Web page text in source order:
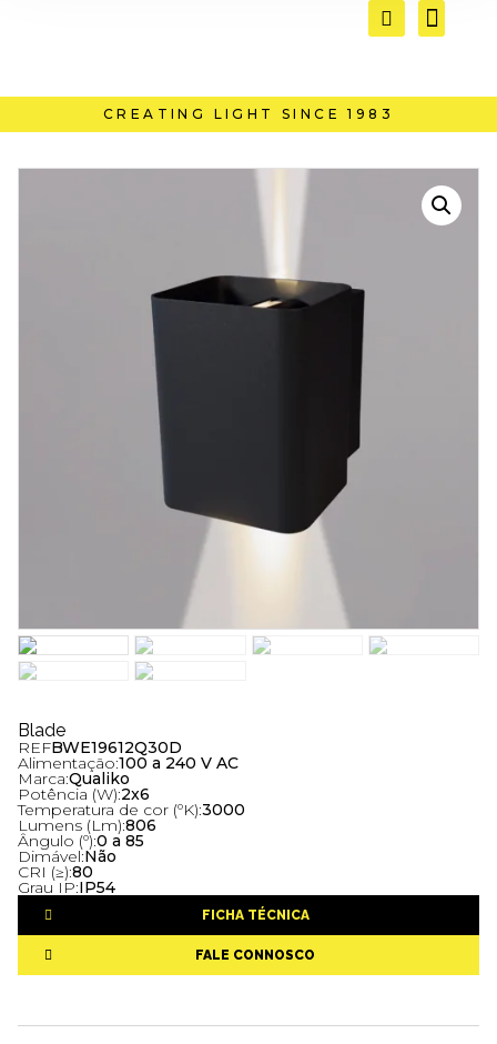
CREATING LIGHT SINCE 1983
Blade
REFBWE19612Q30D
Alimentação:100 a 240 V AC
Marca:Qualiko
Potência (W):2x6
Temperatura de cor (ºK):3000
Lumens (Lm):806
Ângulo (º):0 a 85
Dimável:Não
CRI (≥):80
Grau IP:IP54
FICHA TÉCNICA
FALE CONNOSCO